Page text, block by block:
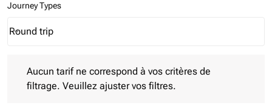
Journey Types
Journey Types option Round trip Selected
Round trip
keyboard_arrow_down
Aucun tarif ne correspond à vos critères de
filtrage. Veuillez ajuster vos filtres.